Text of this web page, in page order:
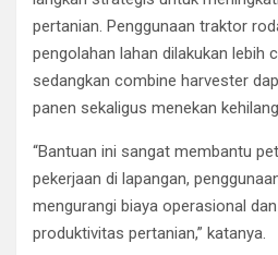
pertanian. Penggunaan traktor
pengolahan lahan dilakukan lebih
sedangkan combine harvester
panen sekaligus menekan
“Bantuan ini sangat membantu
pekerjaan di lapangan,
mengurangi biaya operasional
produktivitas pertanian,” katanya.